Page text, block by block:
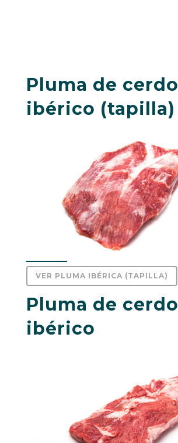
Pluma de cerdo
ibérico (tapilla)
VER PLUMA IBÉRICA (TAPILLA)
Pluma de cerdo
ibérico